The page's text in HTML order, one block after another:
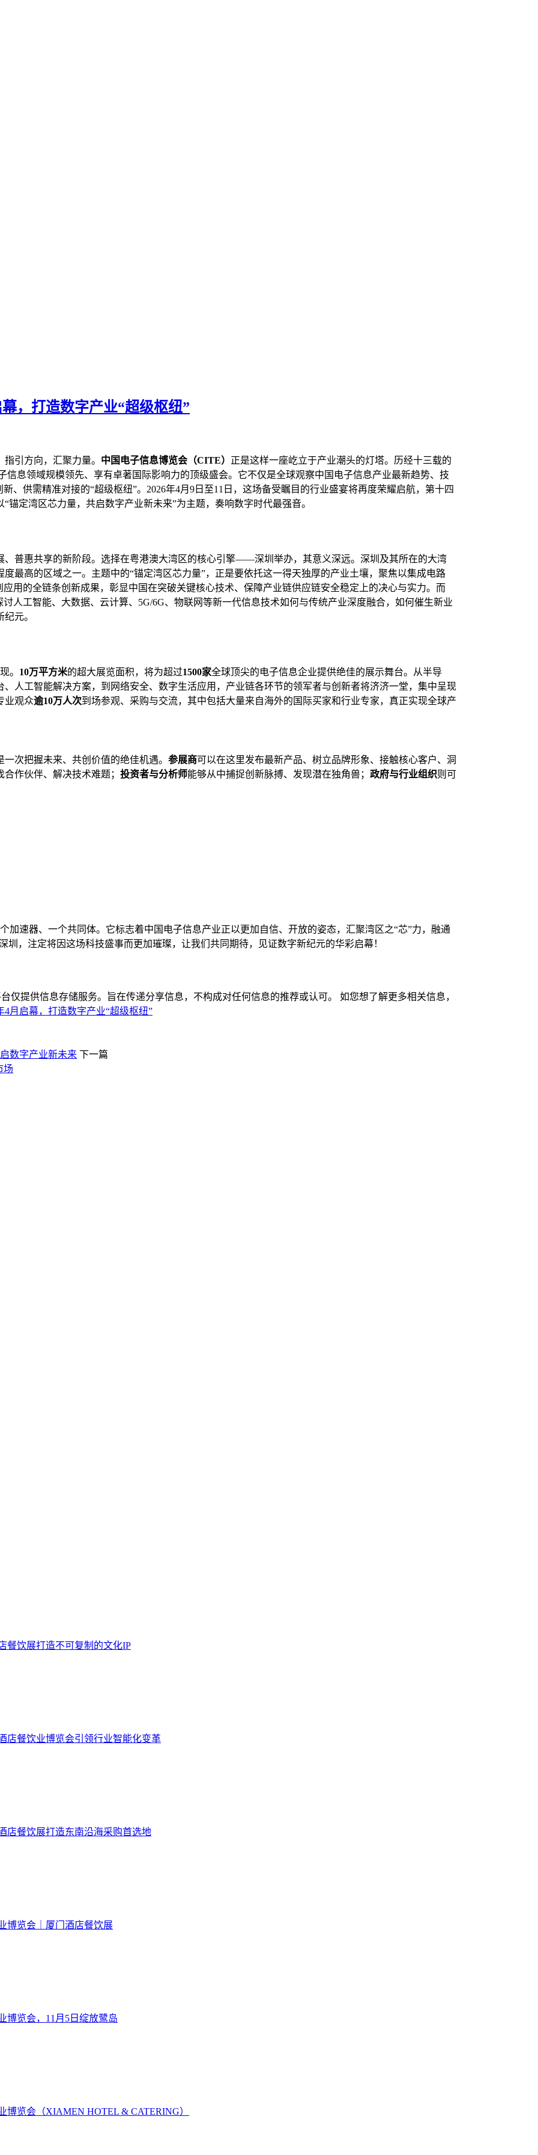
，打造数字产业“超级枢纽”
引方向，汇聚力量。 中国电子信息博览会（CITE） 正是这样一座屹立于产业潮头的灯塔。历经十三载的
息领域规模领先、享有卓著国际影响力的顶级盛会。它不仅是全球观察中国电子信息产业最新趋势、技
、供需精准对接的“超级枢纽”。2026年4月9日至11日，这场备受瞩目的行业盛宴将再度荣耀启航，第十四
定湾区芯力量，共启数字产业新未来”为主题，奏响数字时代最强音。
普惠共享的新阶段。选择在粤港澳大湾区的核心引擎——深圳举办，其意义深远。深圳及其所在的大湾
最高的区域之一。主题中的“锚定湾区芯力量”，正是要依托这一得天独厚的产业土壤，聚焦以集成电路
用的全链条创新成果，彰显中国在突破关键核心技术、保障产业链供应链安全稳定上的决心与实力。而
人工智能、大数据、云计算、5G/6G、物联网等新一代信息技术如何与传统产业深度融合，如何催生新业
元。
。 10万平方米的超大展览面积，将为超过1500家全球顶尖的电子信息企业提供绝佳的展示舞台。从半导
人工智能解决方案，到网络安全、数字生活应用，产业链各环节的领军者与创新者将济济一堂，集中呈现
业观众逾10万人次到场参观、采购与交流，其中包括大量来自海外的国际买家和行业专家，真正实现全球产
次把握未来、共创价值的绝佳机遇。 参展商可以在这里发布最新产品、树立品牌形象、接触核心客户、洞
作伙伴、解决技术难题； 投资者与分析师能够从中捕捉创新脉搏、发现潜在独角兽； 政府与行业组织则可
加速器、一个共同体。它标志着中国电子信息产业正以更加自信、开放的姿态，汇聚湾区之“芯”力，融通
圳，注定将因这场科技盛事而更加璀璨，让我们共同期待，见证数字新纪元的华彩启幕！
仅提供信息存储服务。旨在传递分享信息，不构成对任何信息的推荐或认可。 如您想了解更多相关信息，
月启幕，打造数字产业“超级枢纽”
数字产业新未来 下一篇
场
餐饮展打造不可复制的文化IP
店餐饮业博览会引领行业智能化变革
店餐饮展打造东南沿海采购首选地
博览会｜厦门酒店餐饮展
博览会，11月5日绽放鹭岛
博览会（XIAMEN HOTEL & CATERING）